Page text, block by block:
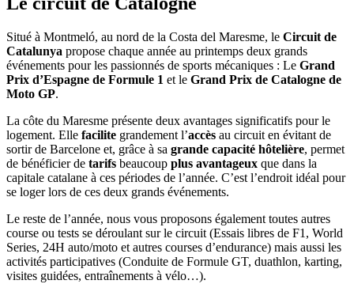
Situé à Montmeló, au nord de la Costa del Maresme, le Circuit de
Catalunya propose chaque année au printemps deux grands
événements pour les passionnés de sports mécaniques : Le Grand
Prix d’Espagne de Formule 1 et le Grand Prix de Catalogne de
Moto GP.
La côte du Maresme présente deux avantages significatifs pour le
logement. Elle facilite grandement l’accès au circuit en évitant de
sortir de Barcelone et, grâce à sa grande capacité hôtelière, permet
de bénéficier de tarifs beaucoup plus avantageux que dans la
capitale catalane à ces périodes de l’année. C’est l’endroit idéal pour
se loger lors de ces deux grands événements.
Le reste de l’année, nous vous proposons également toutes autres
course ou tests se déroulant sur le circuit (Essais libres de F1, World
Series, 24H auto/moto et autres courses d’endurance) mais aussi les
activités participatives (Conduite de Formule GT, duathlon, karting,
visites guidées, entraînements à vélo…).